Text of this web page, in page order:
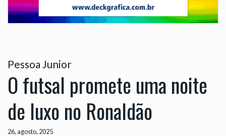
Pessoa Junior
O futsal promete uma noite
de luxo no Ronaldão
26, agosto, 2025